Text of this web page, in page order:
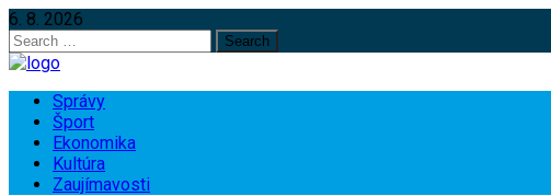
6. 8. 2026
Search
for:
Správy
Šport
Ekonomika
Kultúra
Zaujímavosti